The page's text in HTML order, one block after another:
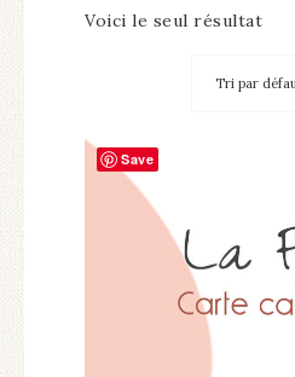
Voici le seul résultat
Save